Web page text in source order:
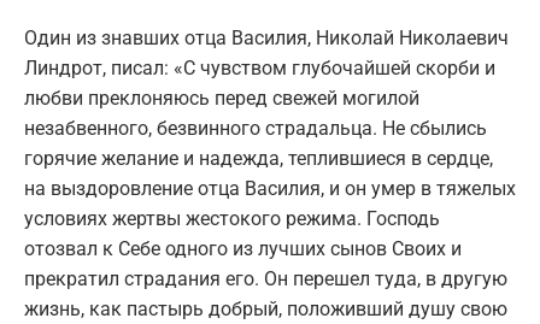
Один из знавших отца Василия, Николай Николаевич
Линдрот, писал: «С чувством глубочайшей скорби и
любви преклоняюсь перед свежей могилой
незабвенного, безвинного страдальца. Не сбылись
горячие желание и надежда, теплившиеся в сердце,
на выздоровление отца Василия, и он умер в тяжелых
условиях жертвы жестокого режима. Господь
отозвал к Себе одного из лучших сынов Своих и
прекратил страдания его. Он перешел туда, в другую
жизнь, как пастырь добрый, положивший душу свою